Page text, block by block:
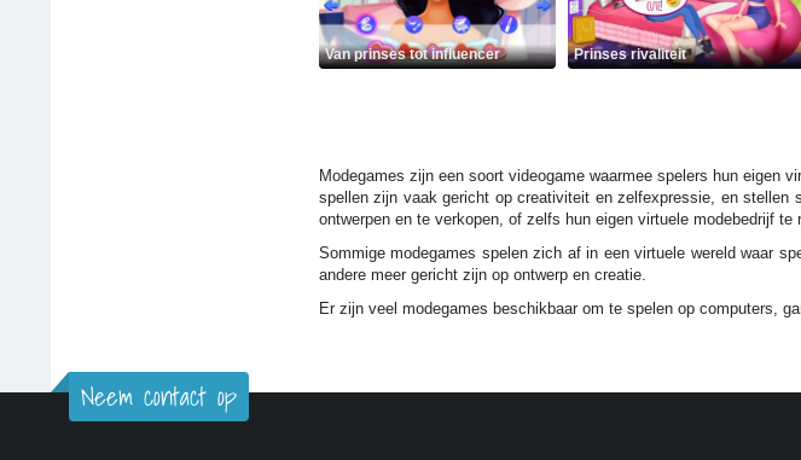
Van prinses tot influencer Prinses rivaliteit
Modegames zijn een soort videogame waarmee spelers hun eigen
spellen zijn vaak gericht op creativiteit en zelfexpressie, en
ontwerpen en te verkopen, of zelfs hun eigen virtuele modebedrijf te
Sommige modegames spelen zich af in een virtuele wereld waar
andere meer gericht zijn op ontwerp en creatie.
Er zijn veel modegames beschikbaar om te spelen op computers,
Neem contact op